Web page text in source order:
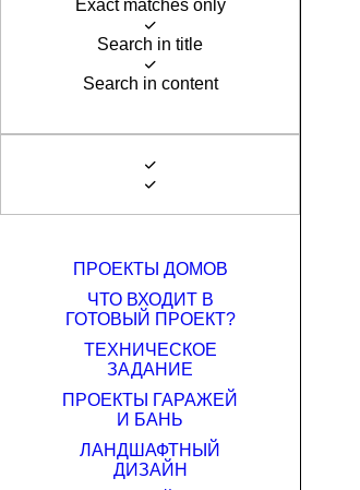
Exact matches only
Search in title
Search in content
ПРОЕКТЫ ДОМОВ
ЧТО ВХОДИТ В
ГОТОВЫЙ ПРОЕКТ?
ТЕХНИЧЕСКОЕ
ЗАДАНИЕ
ПРОЕКТЫ ГАРАЖЕЙ
И БАНЬ
ЛАНДШАФТНЫЙ
ДИЗАЙН